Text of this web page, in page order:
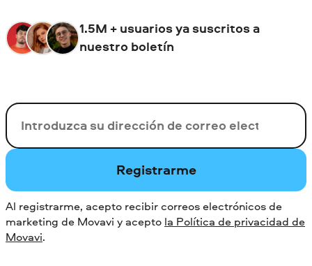
1.5M + usuarios ya suscritos a
nuestro boletín
Su correo electrónico
Registrarme
Al registrarme, acepto recibir correos electrónicos de
marketing de Movavi y acepto la Política de privacidad de
Movavi.